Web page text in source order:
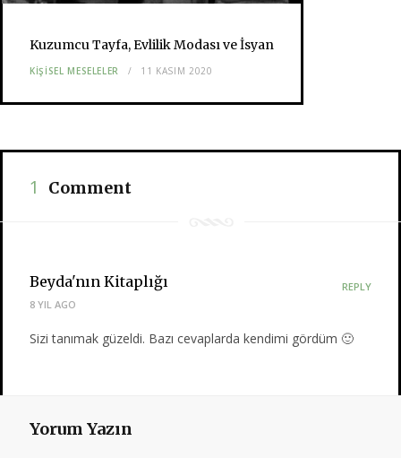
Kuzumcu Tayfa, Evlilik Modası ve İsyan
KIŞISEL MESELELER 11 KASIM 2020
1 Comment
Beyda'nın Kitaplığı
8 YIL AGO
REPLY
Sizi tanımak güzeldi. Bazı cevaplarda kendimi gördüm 🙂
Yorum Yazın